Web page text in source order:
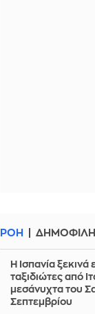
ΡΟΗ ΔΗΜΟΦΙΛΗ
Η Ισπανία
ταξιδιώτες από
μεσάνυχτα του
Σεπτεμβρίου